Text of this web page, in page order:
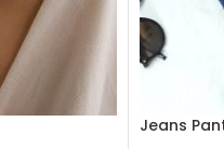
Jeans